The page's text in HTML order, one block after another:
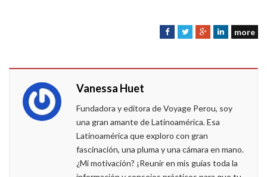
F
o
k
T
r
G
+
L
I
more
Vanessa Huet
Fundadora y editora de Voyage Perou, soy
una gran amante de Latinoamérica. Esa
Latinoamérica que exploro con gran
fascinación, una pluma y una cámara en mano.
¿Mi motivación? ¡Reunir en mis guías toda la